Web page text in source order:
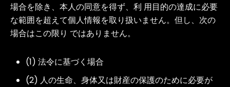
場合を除き、本人の同意を得ず、利 用目的の達成に必要
な範囲を超えて個人情報を取り扱いません。但し、次の
場合はこの限り ではありません。
(1) 法令に基づく場合
(2) 人の生命、身体又は財産の保護のために必要が